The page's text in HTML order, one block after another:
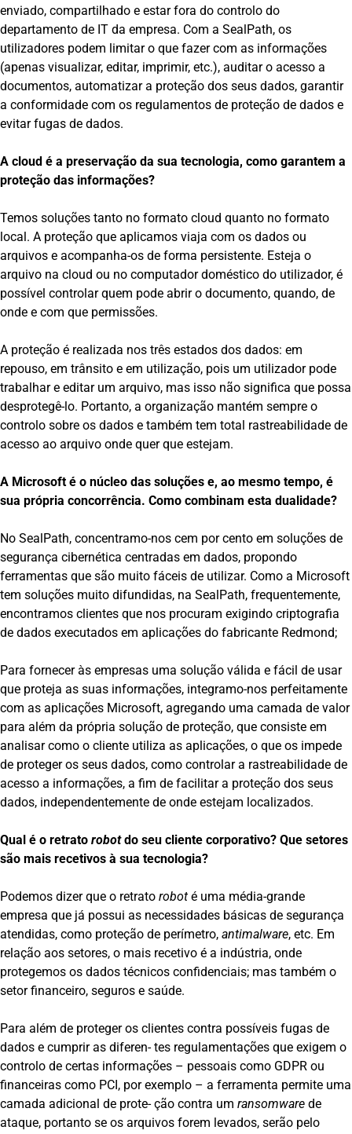
enviado, compartilhado e estar fora do controlo do
departamento de IT da empresa. Com a SealPath, os
utilizadores podem limitar o que fazer com as informações
(apenas visualizar, editar, imprimir, etc.), auditar o acesso a
documentos, automatizar a proteção dos seus dados, garantir
a conformidade com os regulamentos de proteção de dados e
evitar fugas de dados.
A cloud é a preservação da sua tecnologia, como garantem a
proteção das informações?
Temos soluções tanto no formato cloud quanto no formato
local. A proteção que aplicamos viaja com os dados ou
arquivos e acompanha-os de forma persistente. Esteja o
arquivo na cloud ou no computador doméstico do utilizador, é
possível controlar quem pode abrir o documento, quando, de
onde e com que permissões.
A proteção é realizada nos três estados dos dados: em
repouso, em trânsito e em utilização, pois um utilizador pode
trabalhar e editar um arquivo, mas isso não significa que possa
desprotegê-lo. Portanto, a organização mantém sempre o
controlo sobre os dados e também tem total rastreabilidade de
acesso ao arquivo onde quer que estejam.
A Microsoft é o núcleo das soluções e, ao mesmo tempo, é
sua própria concorrência. Como combinam esta dualidade?
No SealPath, concentramo-nos cem por cento em soluções de
segurança cibernética centradas em dados, propondo
ferramentas que são muito fáceis de utilizar. Como a Microsoft
tem soluções muito difundidas, na SealPath, frequentemente,
encontramos clientes que nos procuram exigindo criptografia
de dados executados em aplicações do fabricante Redmond;
Para fornecer às empresas uma solução válida e fácil de usar
que proteja as suas informações, integramo-nos perfeitamente
com as aplicações Microsoft, agregando uma camada de valor
para além da própria solução de proteção, que consiste em
analisar como o cliente utiliza as aplicações, o que os impede
de proteger os seus dados, como controlar a rastreabilidade de
acesso a informações, a fim de facilitar a proteção dos seus
dados, independentemente de onde estejam localizados.
Qual é o retrato robotdo seu cliente corporativo? Que setores
são mais recetivos à sua tecnologia?
Podemos dizer que o retrato robot é uma média-grande
empresa que já possui as necessidades básicas de segurança
atendidas, como proteção de perímetro, antimalware, etc. Em
relação aos setores, o mais recetivo é a indústria, onde
protegemos os dados técnicos confidenciais; mas também o
setor financeiro, seguros e saúde.
Para além de proteger os clientes contra possíveis fugas de
dados e cumprir as diferen- tes regulamentações que exigem o
controlo de certas informações – pessoais como GDPR ou
financeiras como PCI, por exemplo – a ferramenta permite uma
camada adicional de prote- ção contra um ransomware de
ataque, portanto se os arquivos forem levados, serão pelo